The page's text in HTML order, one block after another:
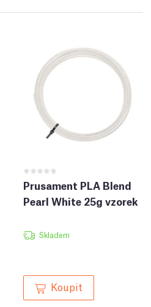
Prusament PLA Blend
Pearl White 25g vzorek
Skladem
Koupit